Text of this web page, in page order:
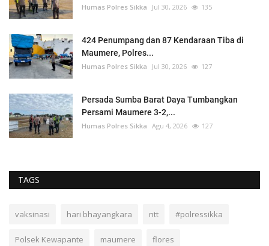
Humas Polres Sikka Jul 30, 2026 135
424 Penumpang dan 87 Kendaraan Tiba di
Maumere, Polres...
Humas Polres Sikka Jul 30, 2026 127
Persada Sumba Barat Daya Tumbangkan
Persami Maumere 3-2,...
Humas Polres Sikka Agu 4, 2026 127
TAGS
vaksinasi hari bhayangkara ntt #polressikka
Polsek Kewapante maumere flores